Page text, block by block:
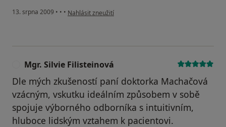
13. srpna 2009 • • • podle názoru uživatele veronika sušilová
Nahlásit zneužití
Mgr. Silvie Filisteinová
Dle mých zkušeností paní doktorka Machačová
vzácným, vskutku ideálním způsobem v sobě
spojuje výborného odborníka s intuitivním,
hluboce lidským vztahem k pacientovi.